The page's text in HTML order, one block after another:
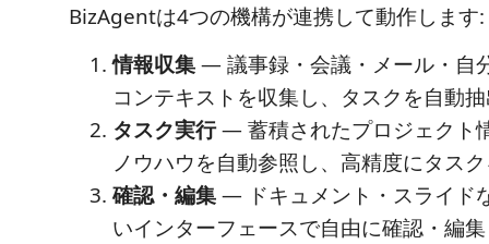
BizAgentは4つの機構が連携して動作します:
情報収集— 議事録・会議・メール・自
コンテキストを収集し、タスクを自動
タスク実行— 蓄積されたプロジェクト
ノウハウを自動参照し、高精度にタス
確認・編集— ドキュメント・スライド
いインターフェースで自由に確認・編集